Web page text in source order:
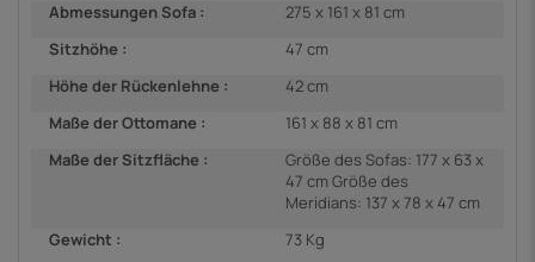
Abmessungen Sofa :
275 x 161 x 81 cm
Sitzhöhe :
47 cm
Höhe der Rückenlehne :
42 cm
Maße der Ottomane :
161 x 88 x 81 cm
Maße der Sitzfläche :
Größe des Sofas: 177 x 63 x
47 cm Größe des
Meridians: 137 x 78 x 47 cm
Gewicht :
73 Kg